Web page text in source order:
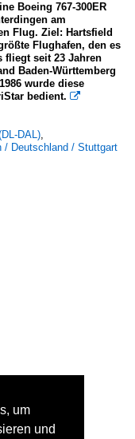
Boeing 767-300ER
am
Flug. Ziel: Hartsfield
Flughafen, den es
fliegt seit 23 Jahren
Baden-Württemberg
wurde diese
bedient. 
DAL),
/ Deutschland / Stuttgart
um
und